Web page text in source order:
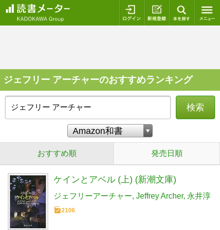
ログイン 新規登録
ジェフリー アーチャーのおすすめランキング
検索
おすすめ順 発売日順
ケインとアベル (上) (新潮文庫)
ジェフリーアーチャー Jeffrey Archer 永井淳
2106